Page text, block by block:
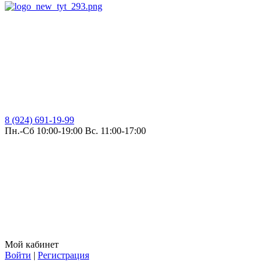
8 (924) 691-19-99
Пн.-Сб 10:00-19:00 Вс. 11:00-17:00
Мой кабинет
Войти | Регистрация